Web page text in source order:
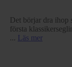
Det börjar dra ihop
första
... Läs mer